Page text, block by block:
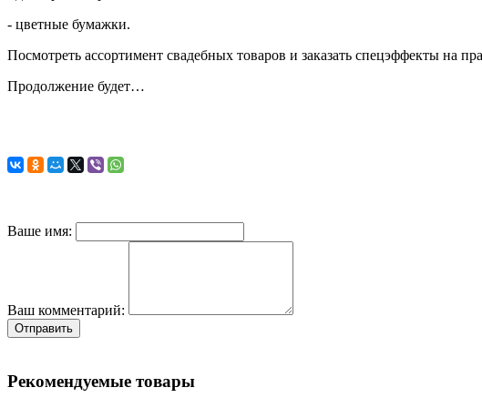
- цветные бумажки.
Посмотреть ассортимент свадебных товаров и заказать спецэффекты на
Продолжение будет…
Ваше имя:
Ваш комментарий:
Отправить
Рекомендуемые товары